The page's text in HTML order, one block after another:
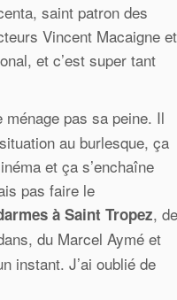
saint patron des
Vincent Macaigne et
et c’est super tant
ménage pas sa peine. Il
au burlesque, ça
et ça s’enchaîne
pas faire le
à Saint Tropez, de
du Marcel Aymé et
instant. J’ai oublié de